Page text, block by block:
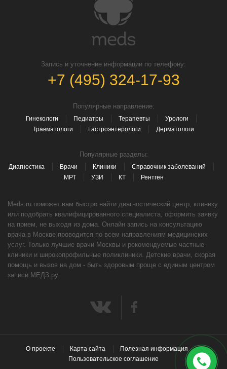
Запись и уточнение информации по телефону:
+7 (495) 324-17-93
Популярные направление:
Гинекологи Педиатры Терапевты
Урологи
Травматологи
Гастроэнтерологи Дерматологи
Популярные разделы:
Диагностика Врачи Клиники
Справочник заболеваний
МРТ
УЗИ КТ Рентген
Meds.ru поможет вам быстро найти диагностический центр, клинику
или подобрать квалифицированного специалиста, оформить заявку
на прием, не выходя из дома. Онлайн запись на консультацию
врача в Москве проводится по всем направлениям медицинских
услуг. Только лучшие врачи Москвы и рекомендуемые частные
клиники и широкопрофильные поликлиники. Детские врачи, скорая
помощь и вызов на дом - быть здоровым проще с единым центром
записи МЕДЗ.ру
О проекте Карта сайта
Полезная информация
Пользовательское соглашение